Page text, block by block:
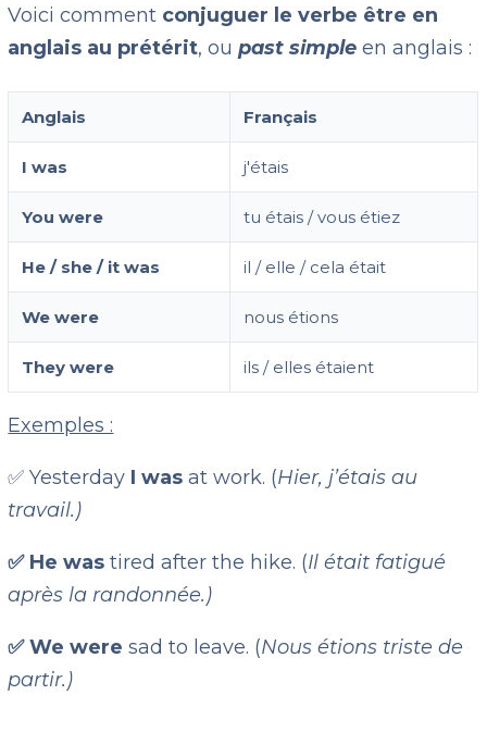
Voici comment conjuguer le verbe être en
anglais au prétérit, oupast simple en anglais :
Anglais Français
I was j'étais
You were tu étais / vous étiez
He / she / it was il / elle / cela était
We were nous étions
They were ils / elles étaient
Exemples :
✅ Yesterday I was at work. (Hier, j’étais au
travail.)
✅ He was tired after the hike. (Il était fatigué
après la randonnée.)
✅ We were sad to leave. (Nous étions triste de
partir.)